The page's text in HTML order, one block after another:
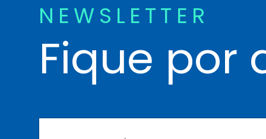
NEWSLETTER
Fique por
N